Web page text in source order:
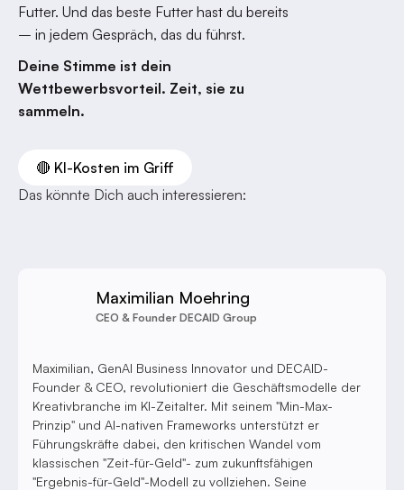
Futter. Und das beste Futter hast du bereits
– in jedem Gespräch, das du führst.
Deine Stimme ist dein
Wettbewerbsvorteil. Zeit, sie zu
sammeln.
🔴 KI-Kosten im Griff
Das könnte Dich auch interessieren:
Maximilian Moehring
CEO & Founder DECAID Group
Maximilian, GenAI Business Innovator und DECAID-
Founder & CEO, revolutioniert die Geschäftsmodelle der
Kreativbranche im KI-Zeitalter. Mit seinem "Min-Max-
Prinzip" und AI-nativen Frameworks unterstützt er
Führungskräfte dabei, den kritischen Wandel vom
klassischen "Zeit-für-Geld"- zum zukunftsfähigen
"Ergebnis-für-Geld"-Modell zu vollziehen. Seine